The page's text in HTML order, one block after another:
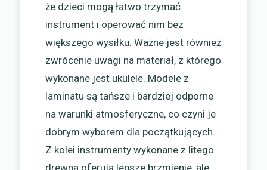
że dzieci mogą łatwo trzymać
instrument i operować nim bez
większego wysiłku. Ważne jest również
zwrócenie uwagi na materiał, z którego
wykonane jest ukulele. Modele z
laminatu są tańsze i bardziej odporne
na warunki atmosferyczne, co czyni je
dobrym wyborem dla początkujących.
Z kolei instrumenty wykonane z litego